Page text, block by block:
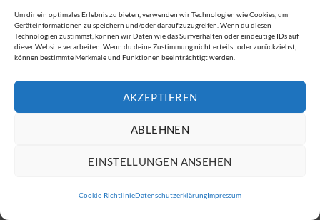
Um dir ein optimales Erlebnis zu bieten, verwenden wir Technologien wie Cookies, um
Geräteinformationen zu speichern und/oder darauf zuzugreifen. Wenn du diesen
Technologien zustimmst, können wir Daten wie das Surfverhalten oder eindeutige IDs auf
dieser Website verarbeiten. Wenn du deine Zustimmung nicht erteilst oder zurückziehst,
können bestimmte Merkmale und Funktionen beeinträchtigt werden.
AKZEPTIEREN
ABLEHNEN
EINSTELLUNGEN ANSEHEN
Cookie-RichtlinieDatenschutzerklärungImpressum
IMPRESSUM DATENSCHUTZERKLÄRUNG
Copyright 2026 ©ATW Automatentechnik Wartchow GmbH